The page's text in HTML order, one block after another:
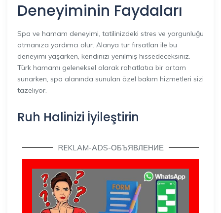
Deneyiminin Faydaları
Spa ve hamam deneyimi, tatilinizdeki stres ve yorgunluğu
atmanıza yardımcı olur. Alanya tur fırsatları ile bu
deneyimi yaşarken, kendinizi yenilmiş hissedeceksiniz.
Türk hamamı geleneksel olarak rahatlatıcı bir ortam
sunarken, spa alanında sunulan özel bakım hizmetleri sizi
tazeliyor.
Ruh Halinizi İyileştirin
REKLAM-ADS-ОБЪЯВЛЕНИЕ